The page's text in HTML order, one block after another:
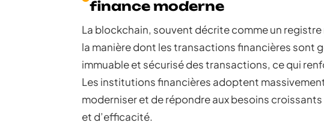
finance moderne
La blockchain, souvent décrite comme un
la manière dont les transactions financières sont
immuable et sécurisé des transactions, ce qui
Les institutions financières adoptent
moderniser et de répondre aux besoins
et d’efficacité.